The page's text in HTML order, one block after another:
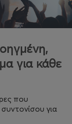
για κάθε
που
για